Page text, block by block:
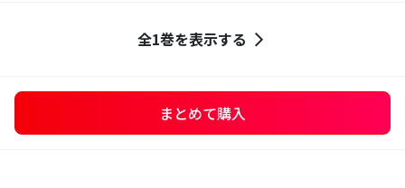
全1巻を表示する
まとめて購入